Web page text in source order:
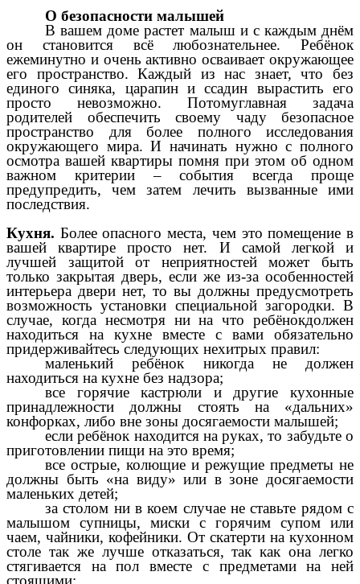
О безопасности малышей
В вашем доме растет малыш и с каждым днём
он становится всё любознательнее. Ребёнок
ежеминутно и очень активно осваивает окружающее
его пространство. Каждый из нас знает, что без
единого синяка, царапин и ссадин вырастить его
просто невозможно. Потомуглавная задача
родителей обеспечить своему чаду безопасное
пространство для более полного исследования
окружающего мира. И начинать нужно с полного
осмотра вашей квартиры помня при этом об одном
важном критерии – события всегда проще
предупредить, чем затем лечить вызванные ими
последствия.
Кухня. Более опасного места, чем это помещение в
вашей квартире просто нет. И самой легкой и
лучшей защитой от неприятностей может быть
только закрытая дверь, если же из-за особенностей
интерьера двери нет, то вы должны предусмотреть
возможность установки специальной загородки. В
случае, когда несмотря ни на что ребёнокдолжен
находиться на кухне вместе с вами обязательно
придерживайтесь следующих нехитрых правил:
маленький ребёнок никогда не должен
находиться на кухне без надзора;
все горячие кастрюли и другие кухонные
принадлежности должны стоять на «дальних»
конфорках, либо вне зоны досягаемости малышей;
если ребёнок находится на руках, то забудьте о
приготовлении пищи на это время;
все острые, колющие и режущие предметы не
должны быть «на виду» или в зоне досягаемости
маленьких детей;
за столом ни в коем случае не ставьте рядом с
малышом супницы, миски с горячим супом или
чаем, чайники, кофейники. От скатерти на кухонном
столе так же лучше отказаться, так как она легко
стягивается на пол вместе с предметами на ней
стоящими;